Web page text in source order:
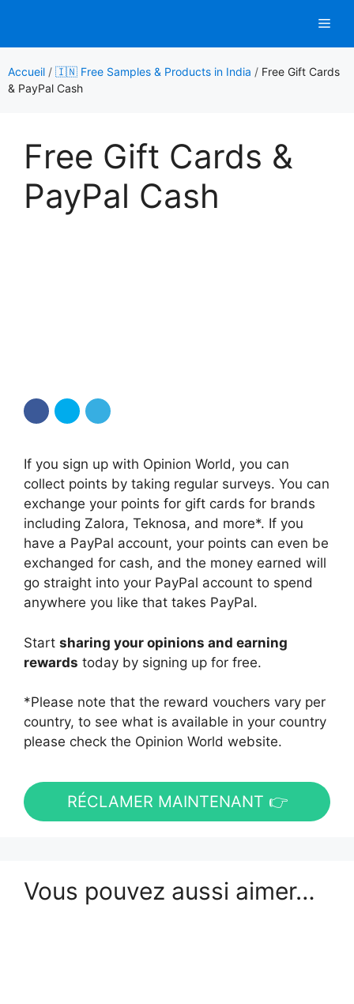
contenu
Accueil / 🇮🇳 Free Samples & Products in India / Free Gift Cards
& PayPal Cash
Free Gift Cards &
PayPal Cash
If you sign up with Opinion World, you can
collect points by taking regular surveys. You can
exchange your points for gift cards for brands
including Zalora, Teknosa, and more*. If you
have a PayPal account, your points can even be
exchanged for cash, and the money earned will
go straight into your PayPal account to spend
anywhere you like that takes PayPal.
Start sharing your opinions and earning
rewards today by signing up for free.
*Please note that the reward vouchers vary per
country, to see what is available in your country
please check the Opinion World website.
RÉCLAMER MAINTENANT 👉
Vous pouvez aussi aimer…